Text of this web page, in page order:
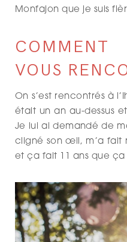
Monfajon que je suis
VOUS
On s’est rencontrés à
était un an au-dessus
Je lui ai demandé de
cligné son œil, m’a fait
et ça fait 11 ans que ça